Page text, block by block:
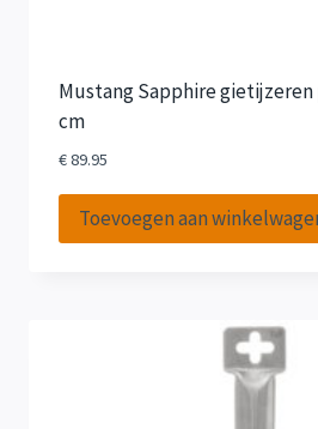
Mustang Sapphire gietijzeren
cm
€89.95
Toevoegen aan